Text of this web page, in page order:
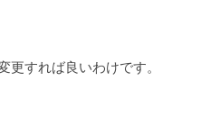
更すれば良いわけです。